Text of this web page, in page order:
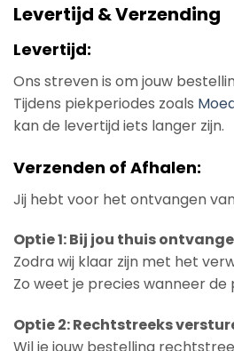
Levertijd & Verzending
Levertijd:
Ons streven is om jouw
Tijdens piekperiodes zoals
kan de levertijd iets langer zijn.
Verzenden of Afhalen:
Jij hebt voor het ontvangen
Optie 1: Bij jou thuis
Zodra wij klaar zijn met het
Zo weet je precies wanneer
Optie 2: Rechtstreeks